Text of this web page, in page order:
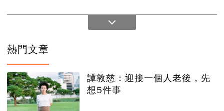
熱門文章
譚敦慈：迎接一個人老後，先
想5件事